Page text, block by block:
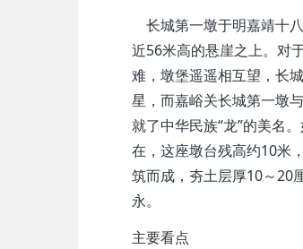
长城第一墩于明嘉靖十
近56米高的悬崖之上。对
难，墩堡遥遥相互望，长
星，而嘉峪关长城第一墩
就了中华民族“龙”的美名
在，这座墩台残高约10米
筑而成，夯土层厚10～20
永。
主要看点